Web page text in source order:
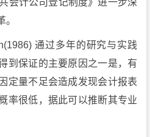
会计公司登记制度》进一步深
通过多年的研究与实践
到保证的主要原因之一是，有
定量不足会造成发现会计报表
率很低，据此可以推断其专业